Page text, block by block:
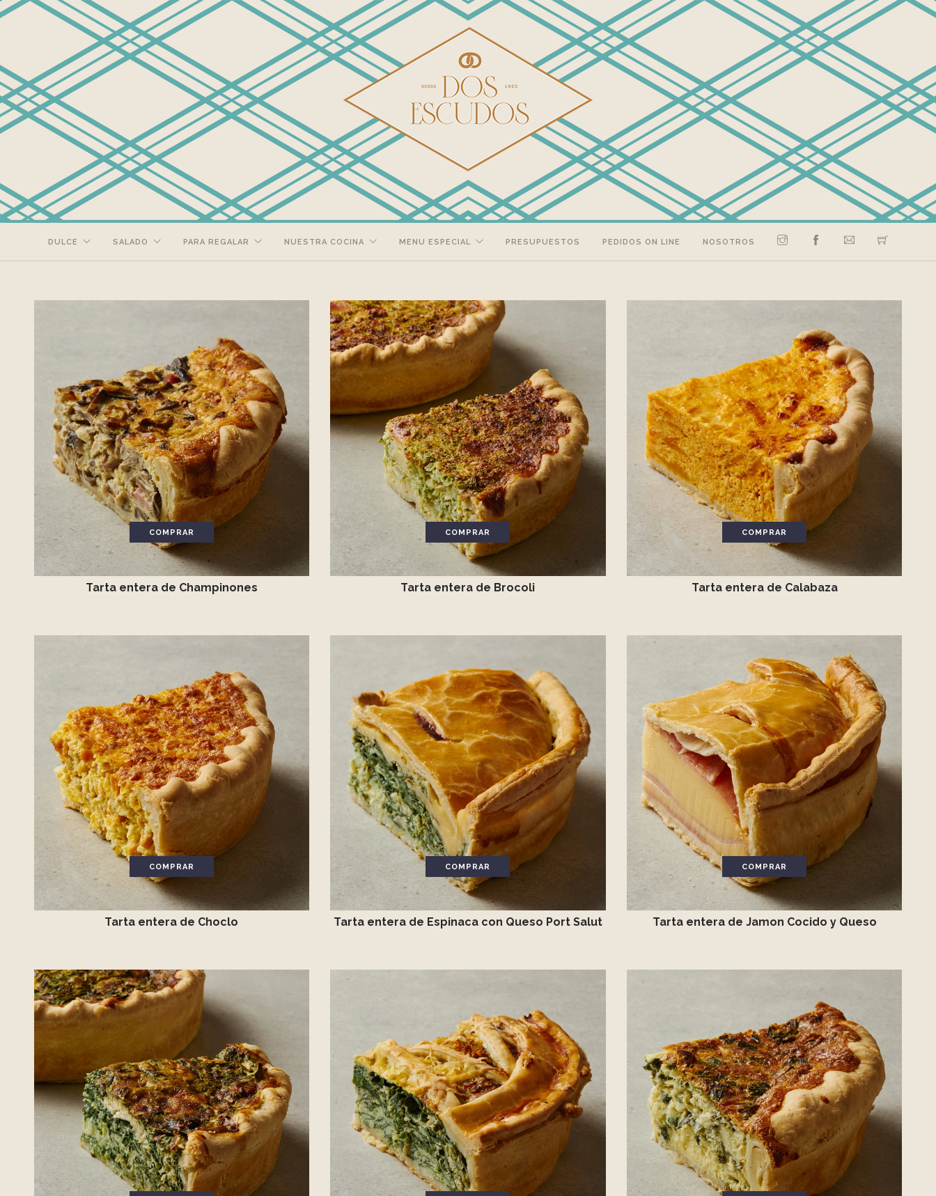
DULCE SALADO PARA REGALAR NUESTRA COCINA MENU ESPECIAL PRESUPUESTOS PEDIDOS ON LINE NOSOTROS
COMPRAR
Tarta entera de Champinones
COMPRAR
Tarta entera de Brocoli
COMPRAR
Tarta entera de Calabaza
COMPRAR
Tarta entera de Choclo
COMPRAR
Tarta entera de Espinaca con Queso Port Salut
COMPRAR
Tarta entera de Jamon Cocido y Queso